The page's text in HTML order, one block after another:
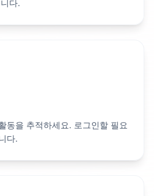
다.
동을 추적하세요. 로그인할 필요
다.